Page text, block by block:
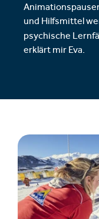
und Hilfsmittel
psychische
erklärt mir Eva.